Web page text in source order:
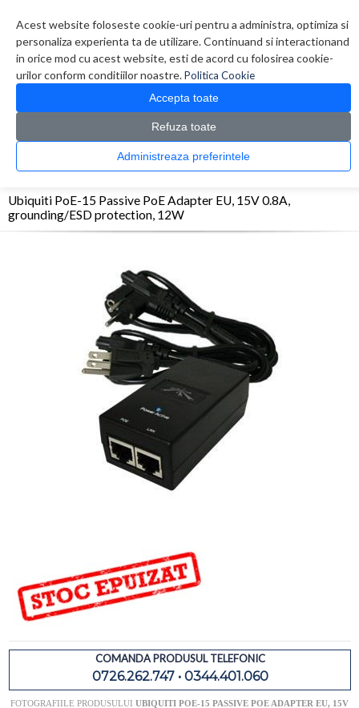
Acest website foloseste cookie-uri pentru a administra, optimiza si
personaliza experienta ta de utilizare. Continuand si interactionand
in orice mod cu acest website, esti de acord cu folosirea cookie-
urilor conform conditiilor noastre.Politica Cookie
Accepta toate
Refuza toate
Administreaza preferintele
0 produs(e)
CATALOG PRODUSE
> Adaptoare Powerline / PoE >
Ubiquiti PoE-15 Passive PoE Adapter EU, 15V 0.8A,
grounding/ESD protection, 12W
COMANDA PRODUSUL TELEFONIC
0726.262.747 • 0344.401.060
FOTOGRAFIILE PRODUSULUI UBIQUITI POE-15 PASSIVE POE ADAPTER EU, 15V